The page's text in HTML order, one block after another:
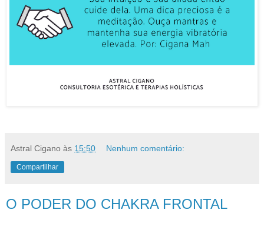
Astral Cigano às 15:50 Nenhum comentário:
Compartilhar
O PODER DO CHAKRA FRONTAL